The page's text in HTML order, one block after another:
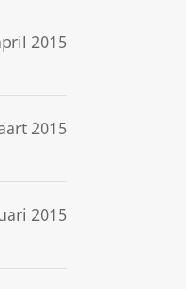
2015
2015
2015